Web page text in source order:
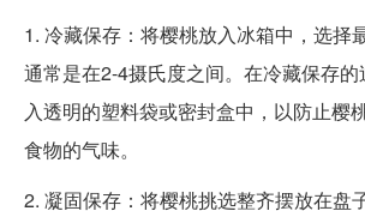
1. 冷藏保存：将樱桃放入冰箱中，选择
通常是在2-4摄氏度之间。在冷藏保存
入透明的塑料袋或密封盒中，以防止樱
食物的气味。
2. 凝固保存：将樱桃挑选整齐摆放在盘